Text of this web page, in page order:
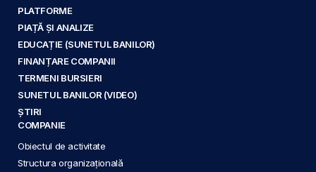
PLATFORME
PIAȚĂ ȘI ANALIZE
EDUCAȚIE (SUNETUL BANILOR)
FINANȚARE COMPANII
TERMENI BURSIERI
SUNETUL BANILOR (VIDEO)
ȘTIRI
COMPANIE
Obiectul de activitate
Structura organizațională